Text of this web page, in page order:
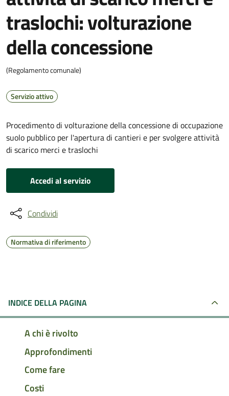
traslochi: volturazione
della concessione
(Regolamento comunale)
Servizio attivo
Procedimento di volturazione della concessione di occupazione
suolo pubblico per l'apertura di cantieri e per svolgere attività
di scarico merci e traslochi
Accedi al servizio
Condividi
Normativa di riferimento
INDICE DELLA PAGINA
A chi è rivolto
Approfondimenti
Come fare
Costi